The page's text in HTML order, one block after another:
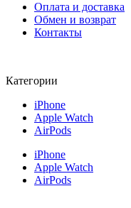
Оплата и доставка
Обмен и возврат
Контакты
Категории
iPhone
Apple Watch
AirPods
iPhone
Apple Watch
AirPods